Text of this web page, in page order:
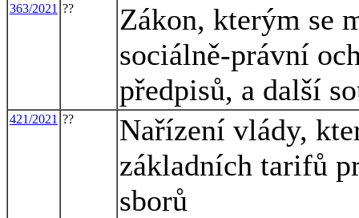
363/2021 ??
Zákon, kterým se
sociálně-právní
předpisů, a další
421/2021 ??
Nařízení vlády,
základních tarifů
sborů